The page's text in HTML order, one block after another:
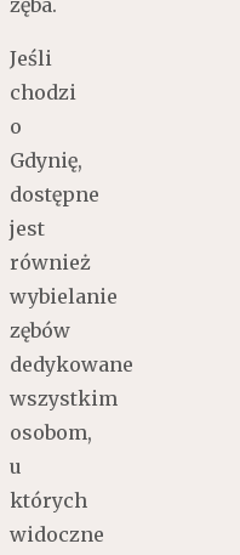
zęba.
Jeśli
chodzi
o
Gdynię,
dostępne
jest
również
wybielanie
zębów
dedykowane
wszystkim
osobom,
u
których
widoczne